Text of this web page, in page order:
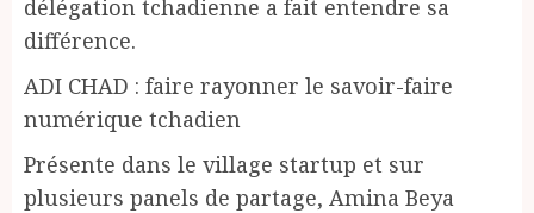
délégation tchadienne a fait entendre sa
différence.
ADI CHAD : faire rayonner le savoir-faire
numérique tchadien
Présente dans le village startup et sur
plusieurs panels de partage, Amina Beya